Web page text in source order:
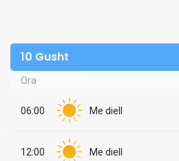
10 Gusht
Ora
06:00 Me diell
12:00 Me diell